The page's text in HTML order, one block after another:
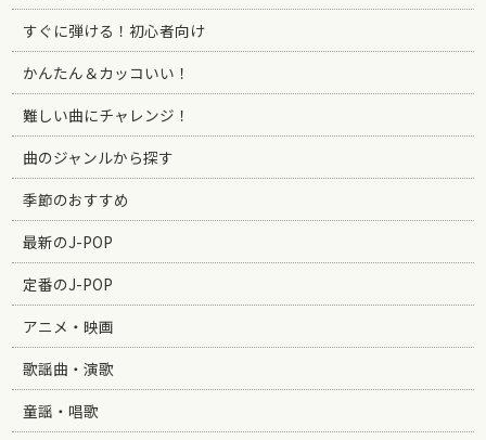
すぐに弾ける！初心者向け
かんたん＆カッコいい！
難しい曲にチャレンジ！
曲のジャンルから探す
季節のおすすめ
最新のJ-POP
定番のJ-POP
アニメ・映画
歌謡曲・演歌
童謡・唱歌